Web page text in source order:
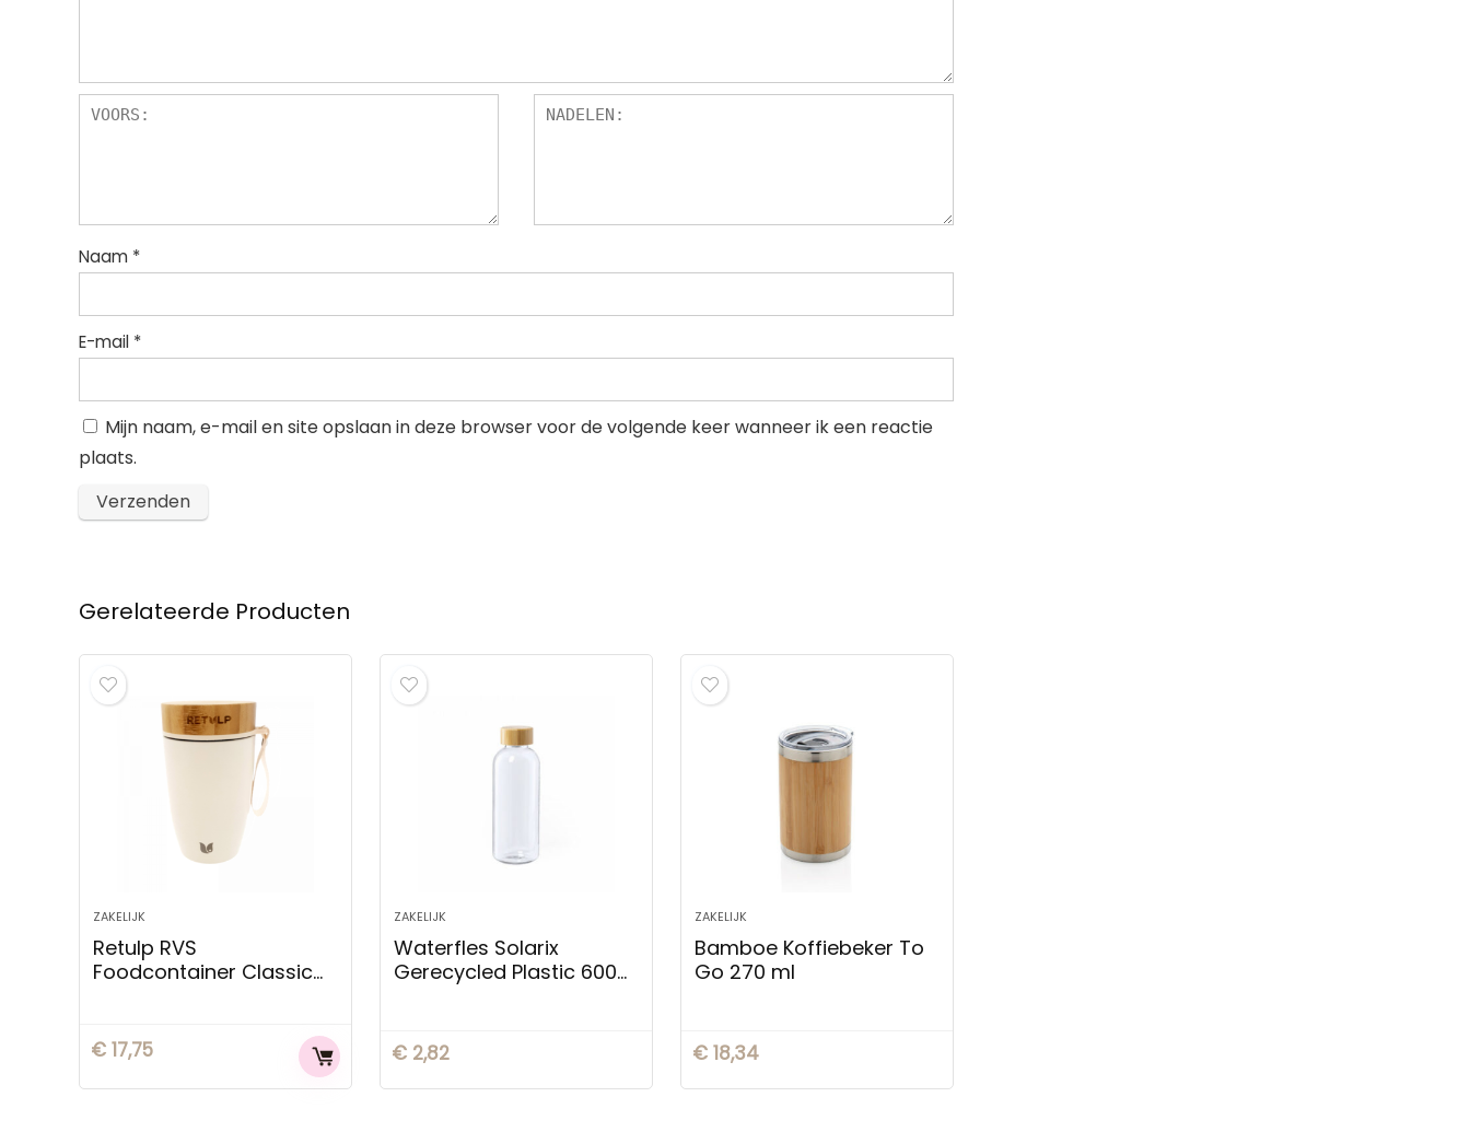
Naam *
E-mail *
Mijn naam, e-mail en site opslaan in deze browser voor de volgende keer wanneer ik een reactie
plaats.
Gerelateerde Producten
ZAKELIJK
Retulp RVS
Foodcontainer Classic
€ 17,75
ZAKELIJK
Waterfles Solarix
Gerecycled Plastic 600
€2,82
ZAKELIJK
Bamboe Koffiebeker To
Go 270 ml
€18,34